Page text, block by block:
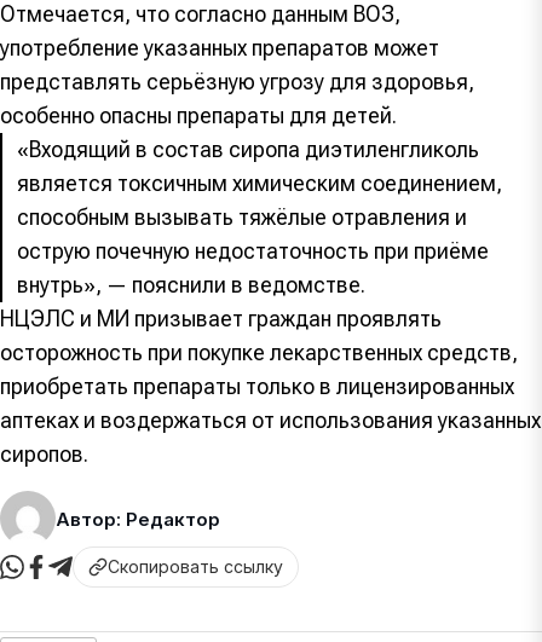
Отмечается, что согласно данным ВОЗ,
употребление указанных препаратов может
представлять серьёзную угрозу для здоровья,
особенно опасны препараты для детей.
«Входящий в состав сиропа диэтиленгликоль
является токсичным химическим соединением,
способным вызывать тяжёлые отравления и
острую почечную недостаточность при приёме
внутрь», — пояснили в ведомстве.
НЦЭЛС и МИ призывает граждан проявлять
осторожность при покупке лекарственных средств,
приобретать препараты только в лицензированных
аптеках и воздержаться от использования указанных
сиропов.
Автор: Редактор
Скопировать ссылку